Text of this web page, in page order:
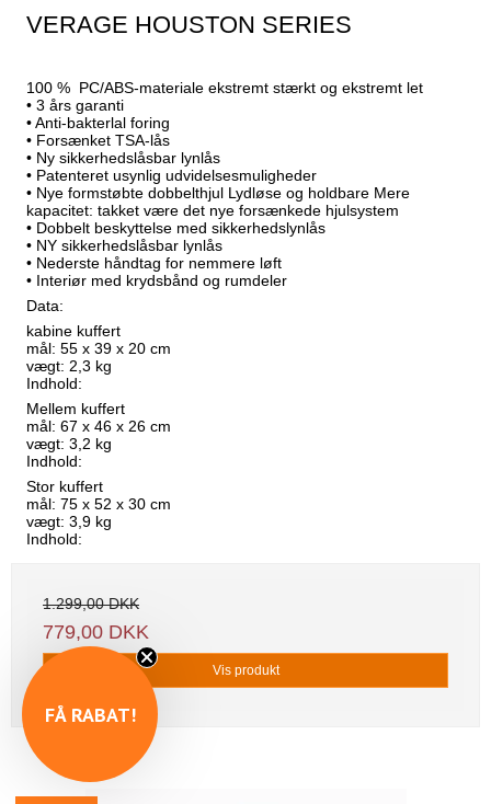
VERAGE HOUSTON SERIES
100 % PC/ABS-materiale ekstremt stærkt og ekstremt let
• 3 års garanti
• Anti-bakterlal foring
• Forsænket TSA-lås
• Ny sikkerhedslåsbar lynlås
• Patenteret usynlig udvidelsesmuligheder
• Nye formstøbte dobbelthjul Lydløse og holdbare Mere
kapacitet: takket være det nye forsænkede hjulsystem
• Dobbelt beskyttelse med sikkerhedslynlås
• NY sikkerhedslåsbar lynlås
• Nederste håndtag for nemmere løft
• Interiør med krydsbånd og rumdeler
Data:
kabine kuffert
mål: 55 x 39 x 20 cm
vægt: 2,3 kg
Indhold:
Mellem kuffert
mål: 67 x 46 x 26 cm
vægt: 3,2 kg
Indhold:
Stor kuffert
mål: 75 x 52 x 30 cm
vægt: 3,9 kg
Indhold:
1.299,00 DKK
779,00 DKK
Vis produkt
FÅ RABAT!